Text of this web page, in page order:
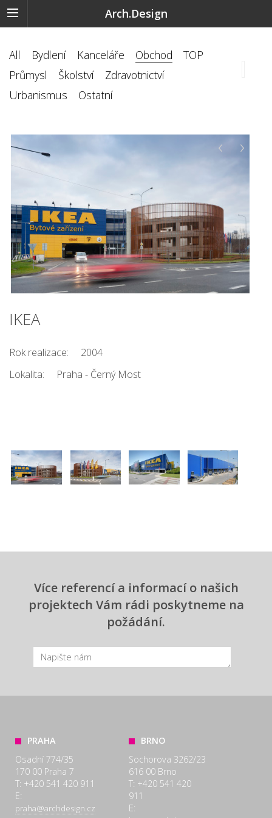
Arch.Design
All Bydlení Kanceláře Obchod
TOP
Průmysl
Školství
Zdravotnictví
Urbanismus
Ostatní
‹ ›
IKEA
Rok realizace:
2004
Lokalita:
Praha - Černý Most
Více referencí a informací o našich
projektech Vám rádi poskytneme na
požádání.
PRAHA
Osadní 774/35
170 00 Praha 7
T: +420 541 420 911
E:
praha@archdesign.cz
BRNO
Sochorova 3262/23
616 00 Brno
T: +420 541 420
911
E: